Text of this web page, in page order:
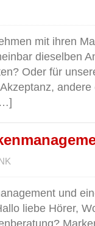
mit ihren
dieselben
Oder für
und
liebe Hörer,